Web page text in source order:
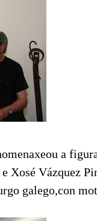
a
Xosé Vázquez
galego,con